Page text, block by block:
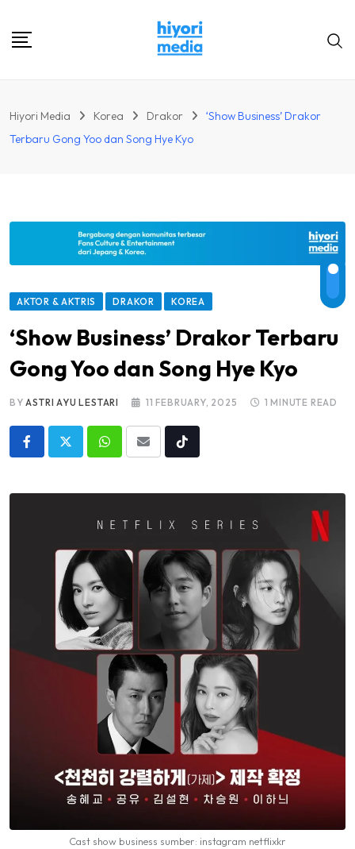
Hiyori Media Korea Drakor
‘Show Business’ Drakor
Terbaru Gong Yoo dan Song Hye Kyo
AKTOR & AKTRIS DRAKOR KOREA
‘Show Business’ Drakor Terbaru
Gong Yoo dan Song Hye Kyo
BYASTRI AYU LESTARI 11 FEBRUARY, 2025 1 MINUTE READ
Whatsapp
Share
Email
Tiktok
Cast show business sumber: instagram netflixkr